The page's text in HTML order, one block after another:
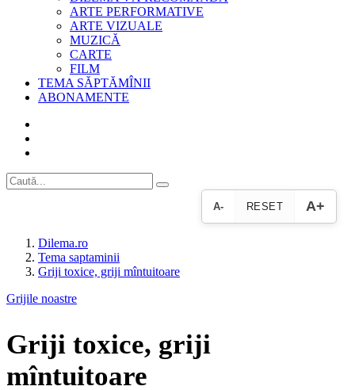
ARTE PERFORMATIVE
ARTE VIZUALE
MUZICĂ
CARTE
FILM
TEMA SĂPTĂMÎNII
ABONAMENTE
A- RESET A+
Dilema.ro
Tema saptaminii
Griji toxice, griji mîntuitoare
Grijile noastre
Griji toxice, griji
mîntuitoare